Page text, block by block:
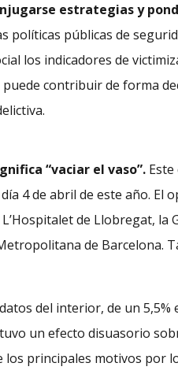
estrategias y
públicas de
los indicadores de
contribuir de forma
“vaciar el vaso”.
4 de abril de este año. El
de Llobregat, la
de Barcelona.
del interior, de un 5,5%
un efecto disuasorio
principales motivos por